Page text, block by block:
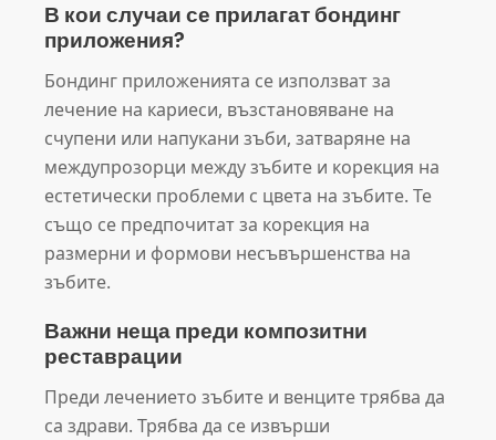
В кои случаи се прилагат бондинг
приложения?
Бондинг приложенията се използват за
лечение на кариеси, възстановяване на
счупени или напукани зъби, затваряне на
междупрозорци между зъбите и корекция на
естетически проблеми с цвета на зъбите. Те
също се предпочитат за корекция на
размерни и формови несъвършенства на
зъбите.
Важни неща преди композитни
реставрации
Преди лечението зъбите и венците трябва да
са здрави. Трябва да се извърши